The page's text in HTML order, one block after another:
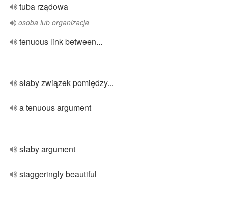
tuba rządowa
osoba lub organizacja
tenuous link between...
słaby związek pomiędzy...
a tenuous argument
słaby argument
staggeringly beautiful